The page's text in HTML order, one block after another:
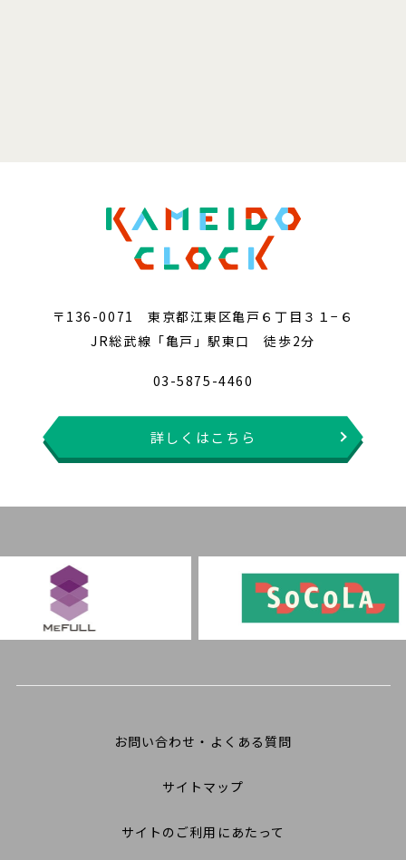
〒136-0071 東京都江東区亀戸６丁目３１−６
JR総武線「亀戸」駅東口 徒歩2分
03-5875-4460
詳しくはこちら
お問い合わせ・よくある質問
サイトマップ
サイトのご利用にあたって